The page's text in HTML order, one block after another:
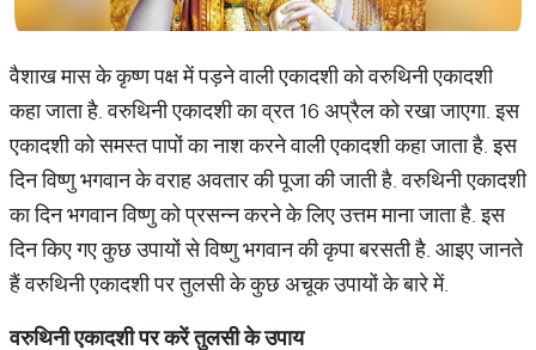
वैशाख मास के कृष्ण पक्ष में पड़ने वाली एकादशी को वरुथिनी एकादशी
कहा जाता है. वरुथिनी एकादशी का व्रत 16 अप्रैल को रखा जाएगा. इस
एकादशी को समस्त पापों का नाश करने वाली एकादशी कहा जाता है. इस
दिन विष्णु भगवान के वराह अवतार की पूजा की जाती है. वरुथिनी एकादशी
का दिन भगवान विष्णु को प्रसन्न करने के लिए उत्तम माना जाता है. इस
दिन किए गए कुछ उपायों से विष्णु भगवान की कृपा बरसती है. आइए जानते
हैं वरुथिनी एकादशी पर तुलसी के कुछ अचूक उपायों के बारे में.
वरुथिनीएकादशीपरकरेंतुलसीकेउपाय